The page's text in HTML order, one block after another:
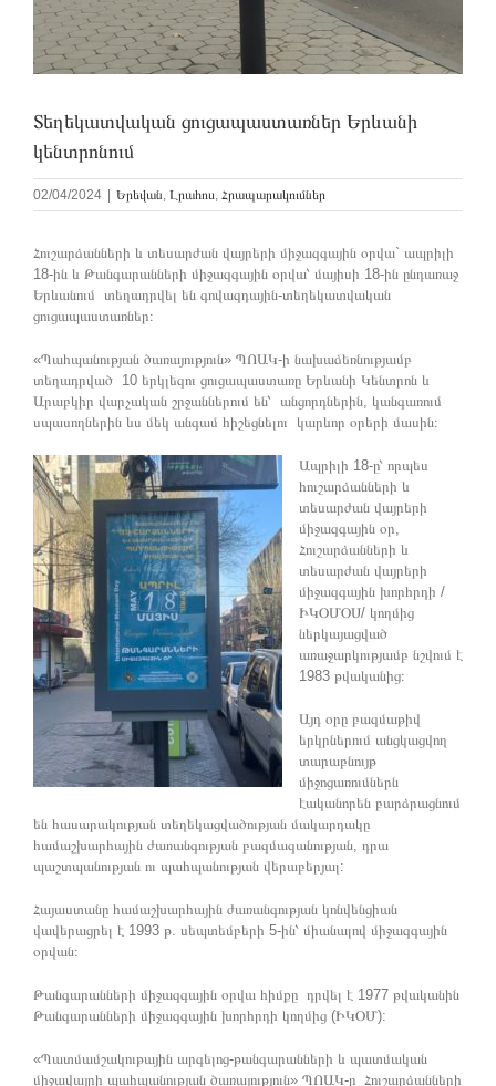
Տեղեկատվական ցուցապաստառներ Երևանի
կենտրոնում
02/04/2024 Երեվան, Լրահոս, Հրապարակումներ
Հուշարձանների և տեսարժան վայրերի միջազգային օրվա` ապրիլի
18-ին և Թանգարանների միջազգային օրվա՝ մայիսի 18-ին ընդառաջ
Երևանում տեղադրվել են գովազդային-տեղեկատվական
ցուցապաստառներ։
«Պահպանության ծառայություն» ՊՈԱԿ-ի նախաձեռնությամբ
տեղադրված 10 երկլեզու ցուցապաստառը Երևանի Կենտրոն և
Արաբկիր վարչական շրջաններում են՝ անցորդներին, կանգառում
սպասողներին ևս մեկ անգամ հիշեցնելու կարևոր օրերի մասին։
Ապրիլի 18-ը՝ որպես
հուշարձանների և
տեսարժան վայրերի
միջազգային օր,
Հուշարձանների և
տեսարժան վայրերի
միջազգային խորհրդի /
ԻԿՕՄՕՍ/ կողմից
ներկայացված
առաջարկությամբ նշվում է
1983 թվականից։
Այդ օրը բազմաթիվ
երկրներում անցկացվող
տարաբնույթ
միջոցառումներն
էականորեն բարձրացնում
են հասարակության տեղեկացվածության մակարդակը
համաշխարհային ժառանգության բազմազանության, դրա
պաշտպանության ու պահպանության վերաբերյալ:
Հայաստանը համաշխարհային ժառանգության կոնվենցիան
վավերացրել է 1993 թ. սեպտեմբերի 5-ին՝ միանալով միջազգային
օրվան։
Թանգարանների միջազգային օրվա հիմքը դրվել է 1977 թվականին
Թանգարանների միջազգային խորհրդի կողմից (ԻԿՕՄ):
«Պատմամշակութային արգելոց-թանգարանների և պատմական
միջավայրի պահպանության ծառայություն» ՊՈԱԿ-ը Հուշարձանների